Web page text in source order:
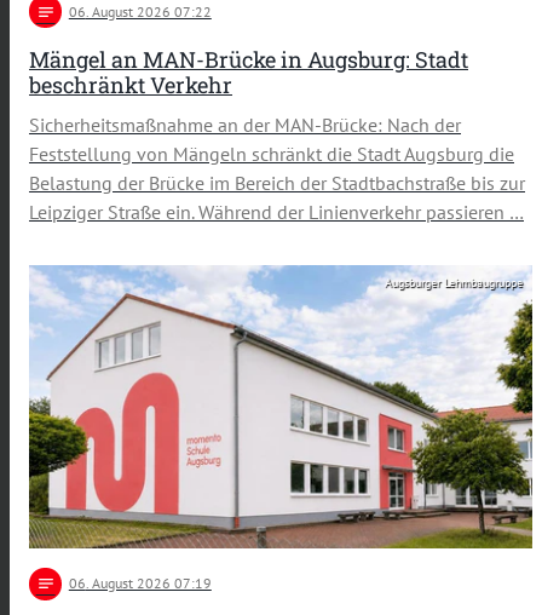
notes 06 . August 2026 07:22
Mängel an MAN-Brücke in Augsburg: Stadt
beschränkt Verkehr
Sicherheitsmaßnahme an der MAN-Brücke: Nach der
Feststellung von Mängeln schränkt die Stadt Augsburg die
Belastung der Brücke im Bereich der Stadtbachstraße bis zur
Leipziger Straße ein. Während der Linienverkehr passieren …
Augsburger Lehmbaugruppe
notes 06. August 2026 07:19